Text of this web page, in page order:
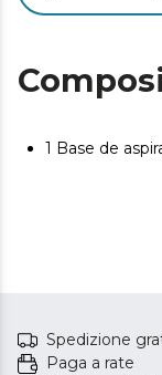
1 Base de
Spedizione
Paga a rate